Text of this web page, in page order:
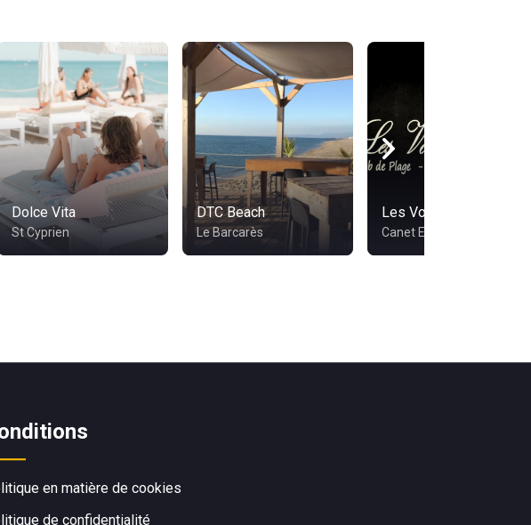
Dolce Vita
St Cyprien
DTC Beach
Le Barcarès
Les Voiles Blanches
Canet En Roussillon
en matière de cookies
de confidentialité